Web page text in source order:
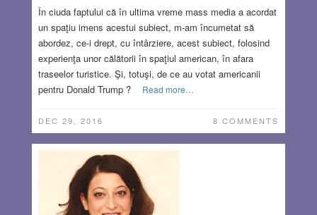
În ciuda faptului că în ultima vreme mass media a acordat
un spaţiu imens acestui subiect, m-am încumetat să
abordez, ce-i drept, cu întârziere, acest subiect, folosind
experienţa unor călătorii în spaţiul american, în afara
traseelor turistice. Şi, totuşi, de ce au votat americanii
pentru Donald Trump ?
Read more…
DEC 29, 2016 8 COMMENTS